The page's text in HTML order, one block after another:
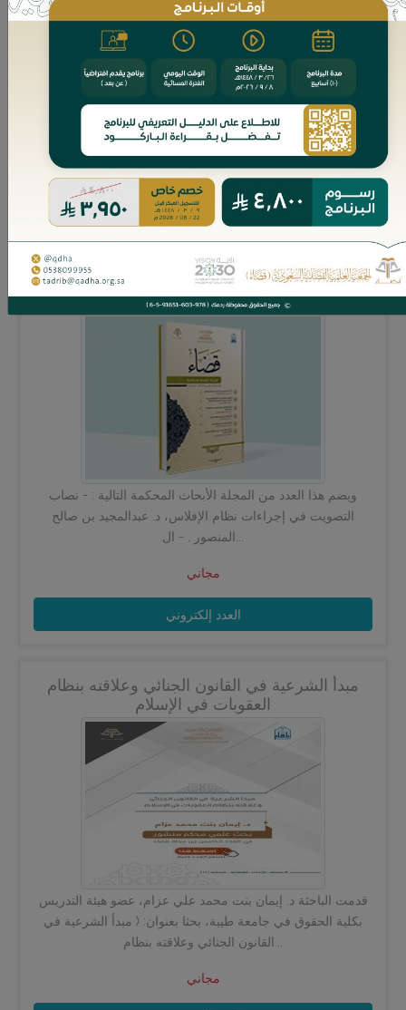
قدم الباحث فضيلة د. خالد بن عبدالرحمن المهنا، عضو هيئة
التدريس بقسم الفقه في كلية الشريعة بجامعة الإمام، بحثًا
مجاني
العدد إلكتروني
مجلة قضاء - العدد 15
ويضم هذا العدد من المجلة الأبحاث المحكمة التالية : - نصاب
التصويت في إجراءات نظام الإفلاس، د. عبدالمجيد بن صالح
مجاني
العدد إلكتروني
مبدأ الشرعية في القانون الجنائي وعلاقته بنظام
العقوبات في الإسلام
قدمت الباحثة د. إيمان بنت محمد علي عزام، عضو هيئة التدريس
بكلية الحقوق في جامعة طيبة، بحثا بعنوان: ( مبدأ الشرعية في
مجاني